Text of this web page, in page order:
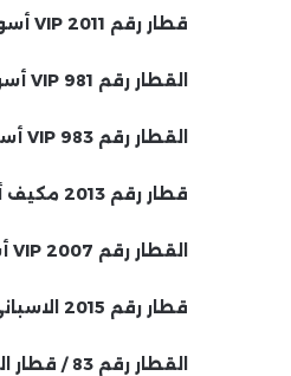
قطار رقم 2011 VIP أسوان القاهرة يغادر الساعة 5:15 ويصل الساعة 6:00
القطار رقم 981 VIP أسوان القاهرة ينطلق الساعة 5:30 صباحًا ويصل الساعة 19:35.
القطار رقم 983 VIP أسوان القاهرة ينطلق الساعة 7:30 صباحًا ويصل الساعة 21:40.
قطار رقم 2013 مكيف أسوان-القاهرة موعد الاقلاع 14:05.
القطار رقم 2007 VIP أسوان-القاهرة يغادر الساعة 3:15 مساءً
قطار رقم 2015 الاسباني المطور اسوان القاهرة موعد الانطلاق 4:00 مساءا.
القطار رقم 83 / قطار النوم أسوان-القاهرة ينطلق الساعة 16:20.